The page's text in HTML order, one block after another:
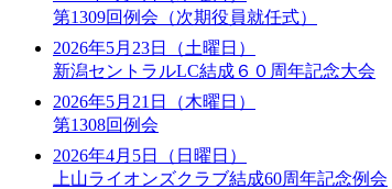
第1309回例会（次期役員就任式）
2026年5月23日（土曜日）
新潟セントラルLC結成６０周年記念大会
2026年5月21日（木曜日）
第1308回例会
2026年4月5日（日曜日）
上山ライオンズクラブ結成60周年記念例会